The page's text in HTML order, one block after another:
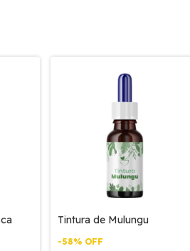
Tintura de Mulungu
-58% OFF